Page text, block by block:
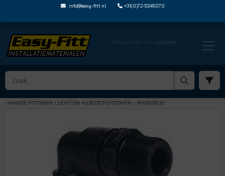
info@easy-fitt.nl +31(0)72-5345070
Ons kantoor is nu gesloten
HOME › SPEEDFIT LUCHT EN VLOEISTOFFEN
› HAAKSE FITTINGEN LUCHT EN VLOEISTOFSYSTEMEN › PM090811E